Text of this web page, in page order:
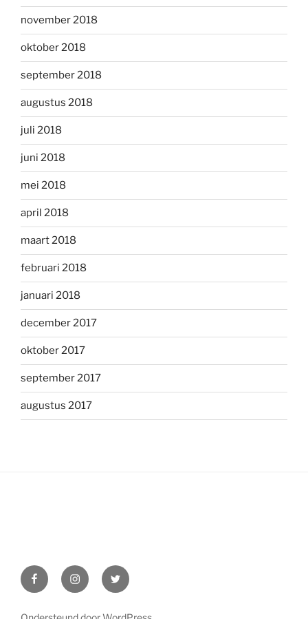
november 2018
oktober 2018
september 2018
augustus 2018
juli 2018
juni 2018
mei 2018
april 2018
maart 2018
februari 2018
januari 2018
december 2017
oktober 2017
september 2017
augustus 2017
FacebookInstagramTwitter